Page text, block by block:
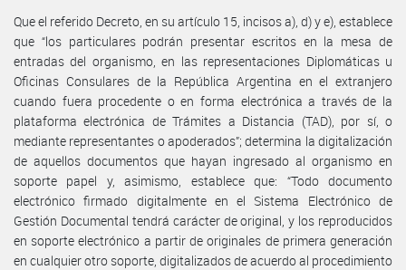
Que el referido Decreto, en su artículo 15, incisos a), d) y e), establece
que “los particulares podrán presentar escritos en la mesa de
entradas del organismo, en las representaciones Diplomáticas u
Oficinas Consulares de la República Argentina en el extranjero
cuando fuera procedente o en forma electrónica a través de la
plataforma electrónica de Trámites a Distancia (TAD), por sí, o
mediante representantes o apoderados”; determina la digitalización
de aquellos documentos que hayan ingresado al organismo en
soporte papel y, asimismo, establece que: “Todo documento
electrónico firmado digitalmente en el Sistema Electrónico de
Gestión Documental tendrá carácter de original, y los reproducidos
en soporte electrónico a partir de originales de primera generación
en cualquier otro soporte, digitalizados de acuerdo al procedimiento